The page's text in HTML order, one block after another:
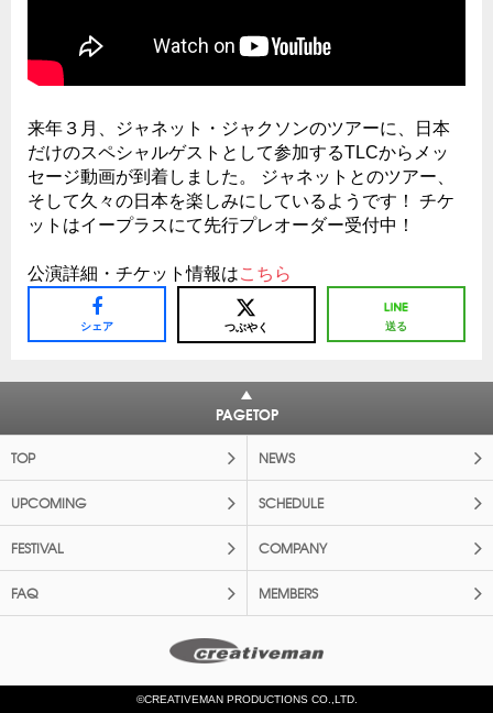
来年３月、ジャネット・ジャクソンのツアーに、日本
だけのスペシャルゲストとして参加するTLCからメッ
セージ動画が到着しました。 ジャネットとのツアー、
そして久々の日本を楽しみにしているようです！ チケ
ットはイープラスにて先行プレオーダー受付中！
公演詳細・チケット情報はこちら
シェア つぶやく 送る
PAGETOP
TOP NEWS
UPCOMING SCHEDULE
FESTIVAL COMPANY
FAQ MEMBERS
©CREATIVEMAN PRODUCTIONS CO.,LTD.